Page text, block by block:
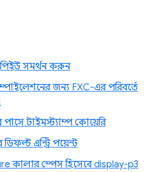
সমর্থন করুন
জন্য FXC-এর পরিবর্তে
পাসে টাইমস্ট্যাম্প কোয়েরি
এন্ট্রি পয়েন্ট
কালার স্পেস হিসেবে display-p3